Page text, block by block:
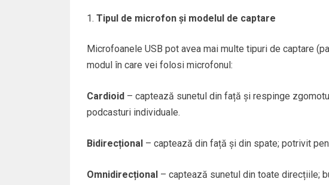
Tipul de microfon și modelul de captare
Microfoanele USB pot avea mai multe tipuri de captare
modul în care vei folosi microfonul:
Cardioid– captează sunetul din față și respinge
podcasturi individuale.
Bidirecțional– captează din față și din spate; potrivit
Omnidirecțional– captează sunetul din toate direcțiile;